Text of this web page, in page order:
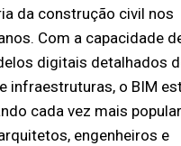
da construção civil nos
Com a capacidade
digitais detalhados
infraestruturas, o BIM
cada vez mais popular
engenheiros e